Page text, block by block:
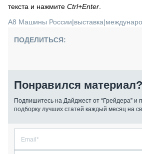
текста и нажмите Ctrl+Enter
А8 Машины России|выставка|
ПОДЕЛИТЬСЯ:
Понравился материал?
Подпишитесь на Дайджест от “Грейдера” и
подборку лучших статей каждый месяц на